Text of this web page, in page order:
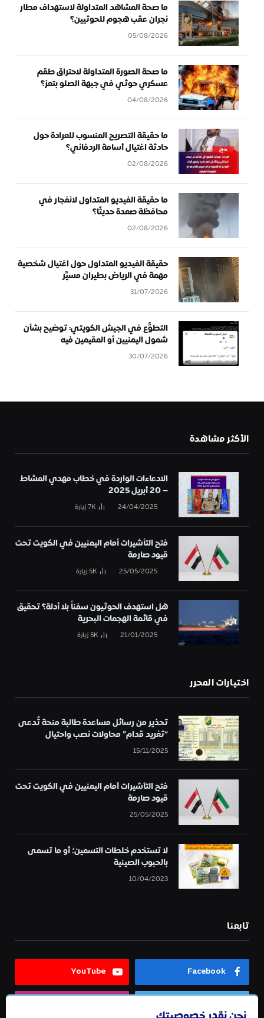
ما صحة المشاهد المتداولة لاستهداف مطار
نجران عقب هجوم للحوثيين؟
05/08/2026
ما صحة الصورة المتداولة لاحتراق طقم
عسكري حوثي في جبهة الصلو بتعز؟
04/08/2026
ما حقيقة التصريح المنسوب للعرادة حول
حادثة اغتيال أسامة الردفاني؟
02/08/2026
ما حقيقة الفيديو المتداول لانفجار في
محافظة صعدة حديثًا؟
02/08/2026
حقيقة الفيديو المتداول حول اغتيال شخصية
مهمة في الرياض بطيران مسيَّر
31/07/2026
التطوُّع في الجيش الكويتي: توضيح بشأن
شمول اليمنيين أو المقيمين فيه
30/07/2026
الأكثر مشاهدة
الادعاءات الواردة في خطاب مهدي المشاط
– 20 أبريل 2025
24/04/2025
7Kزيارة
فتح التأشيرات أمام اليمنيين في الكويت تحت
قيود صارمة
25/05/2025
5Kزيارة
هل استهدف الحوثيون سفناً بلا أدلة؟ تحقيق
في قائمة الهجمات البحرية
21/01/2025
5Kزيارة
اختيارات المحرر
تحذير من رسائل مساعدة طالبة منحة تُدعى
“تغريد قدام” محاولات نصب واحتيال
15/11/2025
فتح التأشيرات أمام اليمنيين في الكويت تحت
قيود صارمة
25/05/2025
لا تستخدم خلطات التسمين؛ أو ما تسمى
بالحبوب الصينية
10/04/2023
تابعنا
Facebook
YouTube